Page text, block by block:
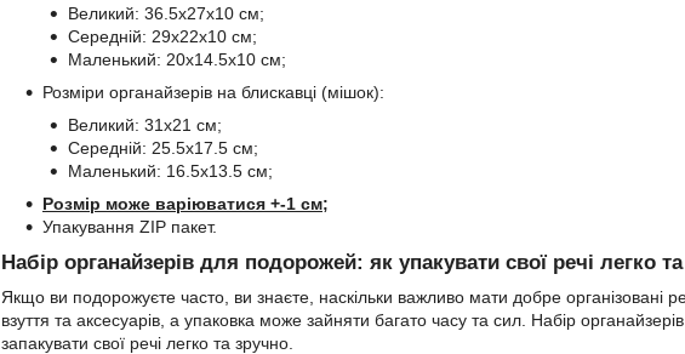
Великий: 36.5х27х10 см;
Середній: 29х22х10 см;
Маленький: 20х14.5х10 см;
Розміри органайзерів на блискавці (мішок):
Великий: 31х21 см;
Середній: 25.5х17.5 см;
Маленький: 16.5х13.5 см;
Розмір може варіюватися +-1 см;
Упакування ZIP пакет.
Набір органайзерів для подорожей: як упакувати свої речі легко
Якщо ви подорожуєте часто, ви знаєте, наскільки важливо мати добре організовані
взуття та аксесуарів, а упаковка може зайняти багато часу та сил. Набір
запакувати свої речі легко та зручно.